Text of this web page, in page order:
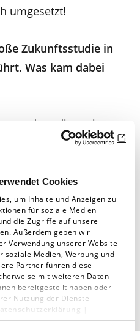
Cookies
um Inhalte und Anzeigen zu
für soziale Medien
die Zugriffe auf unsere
Außerdem geben wir
Verwendung unserer Website
soziale Medien, Werbung und
Partner führen diese
mit weiteren Daten
bereitgestellt haben oder
Nutzung der Dienste
umgesetzt!
Zukunftsstudie in
Was kam dabei
dass die meisten
der Gegenwart
der Zukunft zu
so gut,
wollen. Die
müssen,
und wir reagieren
dieses
steigende
berufliche Fehlzeiten